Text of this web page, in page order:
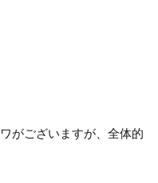
がございますが、全体的